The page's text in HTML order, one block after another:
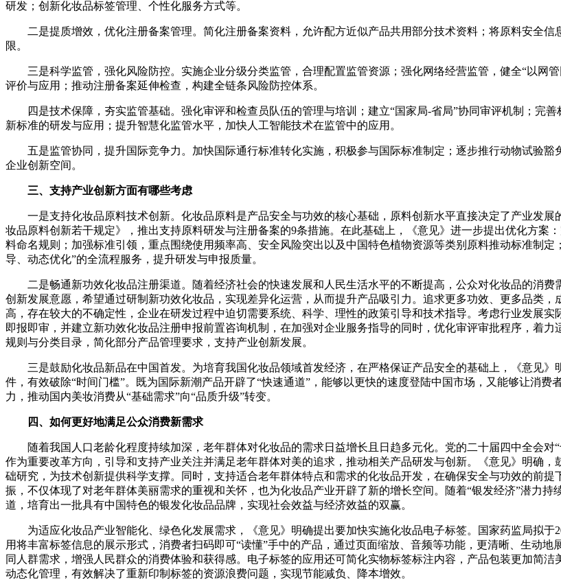
研发；创新化妆品标签管理、个性化服务方式等。
二是提质增效，优化注册备案管理。简化注册备案资料，允许配方近似产品共用部分技术资料；将原料安全
限。
三是科学监管，强化风险防控。实施企业分级分类监管，合理配置监管资源；强化网络经营监管，健全“以网
评价与应用；推动注册备案延伸检查，构建全链条风险防控体系。
四是技术保障，夯实监管基础。强化审评和检查员队伍的管理与培训；建立“国家局-省局”协同审评机制；完
新标准的研发与应用；提升智慧化监管水平，加快人工智能技术在监管中的应用。
五是监管协同，提升国际竞争力。加快国际通行标准转化实施，积极参与国际标准制定；逐步推行动物试验
企业创新空间。
三、支持产业创新方面有哪些考虑
一是支持化妆品原料技术创新。化妆品原料是产品安全与功效的核心基础，原料创新水平直接决定了产业发
妆品原料创新若干规定》，推出支持原料研发与注册备案的9条措施。在此基础上，《意见》进一步提出优化方案
料命名规则；加强标准引领，重点围绕使用频率高、安全风险突出以及中国特色植物资源等类别原料推动标准制
导、动态优化”的全流程服务，提升研发与申报质量。
二是畅通新功效化妆品注册渠道。随着经济社会的快速发展和人民生活水平的不断提高，公众对化妆品的消
创新发展意愿，希望通过研制新功效化妆品，实现差异化运营，从而提升产品吸引力。追求更多功效、更多品类
高，存在较大的不确定性，企业在研发过程中迫切需要系统、科学、理性的政策引导和技术指导。考虑行业发展
即报即审，并建立新功效化妆品注册申报前置咨询机制，在加强对企业服务指导的同时，优化审评审批程序，着
规则与分类目录，简化部分产品管理要求，支持产业创新发展。
三是鼓励化妆品新品在中国首发。为培育我国化妆品领域首发经济，在严格保证产品安全的基础上，《意见
件，有效破除“时间门槛”。既为国际新潮产品开辟了“快速通道”，能够以更快的速度登陆中国市场，又能够让消
力，推动国内美妆消费从“基础需求”向“品质升级”转变。
四、如何更好地满足公众消费新需求
随着我国人口老龄化程度持续加深，老年群体对化妆品的需求日益增长且日趋多元化。党的二十届四中全会
作为重要改革方向，引导和支持产业关注并满足老年群体对美的追求，推动相关产品研发与创新。《意见》明确
础研究，为技术创新提供科学支撑。同时，支持适合老年群体特点和需求的化妆品开发，在确保安全与功效的前
振，不仅体现了对老年群体美丽需求的重视和关怀，也为化妆品产业开辟了新的增长空间。随着“银发经济”潜力
道，培育出一批具有中国特色的银发化妆品品牌，实现社会效益与经济效益的双赢。
为适应化妆品产业智能化、绿色化发展需求，《意见》明确提出要加快实施化妆品电子标签。国家药监局拟
用将丰富标签信息的展示形式，消费者扫码即可“读懂”手中的产品，通过页面缩放、音频等功能，更清晰、生动
同人群需求，增强人民群众的消费体验和获得感。电子标签的应用还可简化实物标签标注内容，产品包装更加简
动态化管理，有效解决了重新印制标签的资源浪费问题，实现节能减负、降本增效。